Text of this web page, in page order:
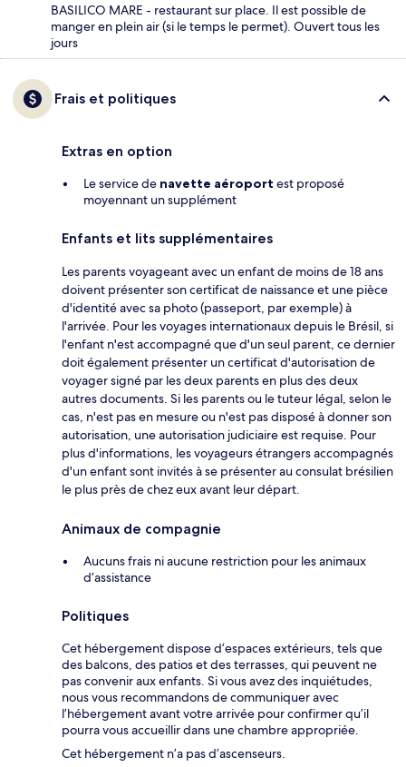
BASILICO MARE - restaurant sur place. Il est possible de
manger en plein air (si le temps le permet). Ouvert tous les
jours
Frais et politiques
Extras en option
Le service de navette aéroport est proposé
moyennant un supplément
Enfants et lits supplémentaires
Les parents voyageant avec un enfant de moins de 18 ans
doivent présenter son certificat de naissance et une pièce
d'identité avec sa photo (passeport, par exemple) à
l'arrivée. Pour les voyages internationaux depuis le Brésil, si
l'enfant n'est accompagné que d'un seul parent, ce dernier
doit également présenter un certificat d'autorisation de
voyager signé par les deux parents en plus des deux
autres documents. Si les parents ou le tuteur légal, selon le
cas, n'est pas en mesure ou n'est pas disposé à donner son
autorisation, une autorisation judiciaire est requise. Pour
plus d'informations, les voyageurs étrangers accompagnés
d'un enfant sont invités à se présenter au consulat brésilien
le plus près de chez eux avant leur départ.
Animaux de compagnie
Aucuns frais ni aucune restriction pour les animaux
d’assistance
Politiques
Cet hébergement dispose d’espaces extérieurs, tels que
des balcons, des patios et des terrasses, qui peuvent ne
pas convenir aux enfants. Si vous avez des inquiétudes,
nous vous recommandons de communiquer avec
l’hébergement avant votre arrivée pour confirmer qu’il
pourra vous accueillir dans une chambre appropriée.
Cet hébergement n’a pas d’ascenseurs.